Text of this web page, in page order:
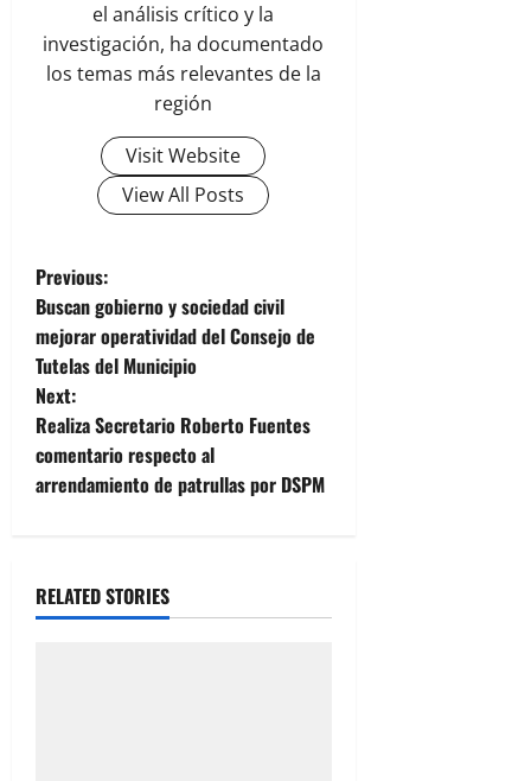
el análisis crítico y la
investigación, ha documentado
los temas más relevantes de la
región
Visit Website
View All Posts
P
o
s
t
n
v
i
Previous:
Buscan gobierno y sociedad civil
mejorar operatividad del Consejo de
Tutelas del Municipio
Next:
Realiza Secretario Roberto Fuentes
comentario respecto al
arrendamiento de patrullas por DSPM
RELATED STORIES